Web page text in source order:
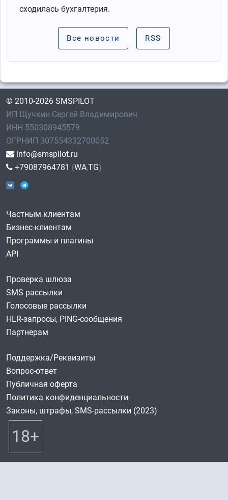
сходилась бухгалтерия.
Все новости RSS
© 2010-2026 SMSPILOT
ИП Щучкин Сергей Владимирович
ИНН 550308945579
ОГРНИП 307554332700052
info@smspilot.ru
+79087964781 (WA,TG)
Частным клиентам
Бизнес-клиентам
Программы и плагины
API
Проверка шлюза
SMS рассылки
Голосовые рассылки
HLR-запросы, PING-сообщения
Партнерам
Поддержка/Реквизиты
Вопрос-ответ
Публичная оферта
Политика конфиденциальности
Законы, штрафы, SMS-рассылки (2023)
18+